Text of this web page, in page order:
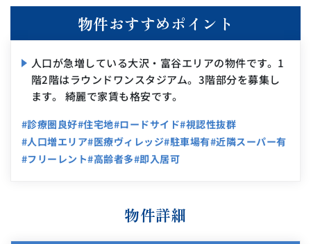
物件おすすめポイント
人口が急増している大沢・富谷エリアの物件です。1
階2階はラウンドワンスタジアム。3階部分を募集し
ます。 綺麗で家賃も格安です。
#診療圏良好#住宅地#ロードサイド#視認性抜群
#人口増エリア#医療ヴィレッジ#駐車場有#近隣スーパー有
#フリーレント#高齢者多#即入居可
物件詳細